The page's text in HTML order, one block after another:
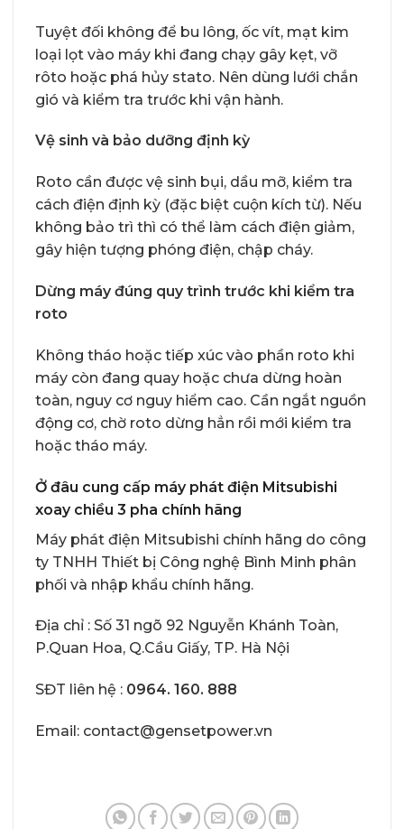
Tuyệt đối không để bu lông, ốc vít, mạt kim
loại lọt vào máy khi đang chạy gây kẹt, vỡ
rôto hoặc phá hủy stato. Nên dùng lưới chắn
gió và kiểm tra trước khi vận hành.
Vệ sinh và bảo dưỡng định kỳ
Roto cần được vệ sinh bụi, dầu mỡ, kiểm tra
cách điện định kỳ (đặc biệt cuộn kích từ). Nếu
không bảo trì thì có thể làm cách điện giảm,
gây hiện tượng phóng điện, chập cháy.
Dừng máy đúng quy trình trước khi kiểm tra
roto
Không tháo hoặc tiếp xúc vào phần roto khi
máy còn đang quay hoặc chưa dừng hoàn
toàn, nguy cơ nguy hiểm cao. Cần ngắt nguồn
động cơ, chờ roto dừng hẳn rồi mới kiểm tra
hoặc tháo máy.
Ở đâu cung cấp máy phát điện Mitsubishi
xoay chiều 3 pha chính hãng
Máy phát điện Mitsubishi chính hãng do công
ty TNHH Thiết bị Công nghệ Bình Minh phân
phối và nhập khẩu chính hãng.
Địa chỉ : Số 31 ngõ 92 Nguyễn Khánh Toàn,
P.Quan Hoa, Q.Cầu Giấy, TP. Hà Nội
SĐT liên hệ : 0964. 160. 888
Email: contact@gensetpower.vn